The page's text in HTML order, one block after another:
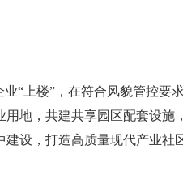
上楼”，在符合风貌管控要
地，共建共享园区配套设
设，打造高质量现代产业社